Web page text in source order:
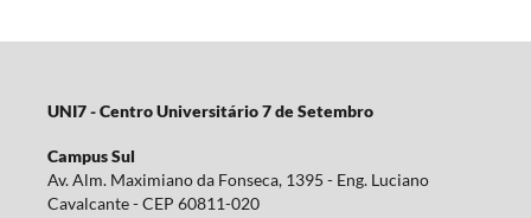
UNI7 - Centro Universitário 7 de Setembro
Campus Sul
Av. Alm. Maximiano da Fonseca, 1395 - Eng. Luciano
Cavalcante - CEP 60811-020